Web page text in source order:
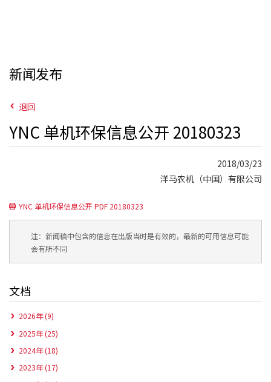
新闻发布
退回
YNC 单机环保信息公开 20180323
2018/03/23
洋马农机（中国）有限公司
YNC 单机环保信息公开 PDF 20180323
注：新闻稿中包含的信息在出版当时是有效的，最新的可用信息可能
会有所不同
文档
2026年 (9)
2025年 (25)
2024年 (18)
2023年 (17)